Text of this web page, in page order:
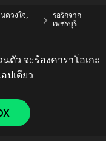
ดวงใจ,
รอรักจาก
เพชรบุรี
ตัว จะร้องคาราโอเกะ
ปเดียว